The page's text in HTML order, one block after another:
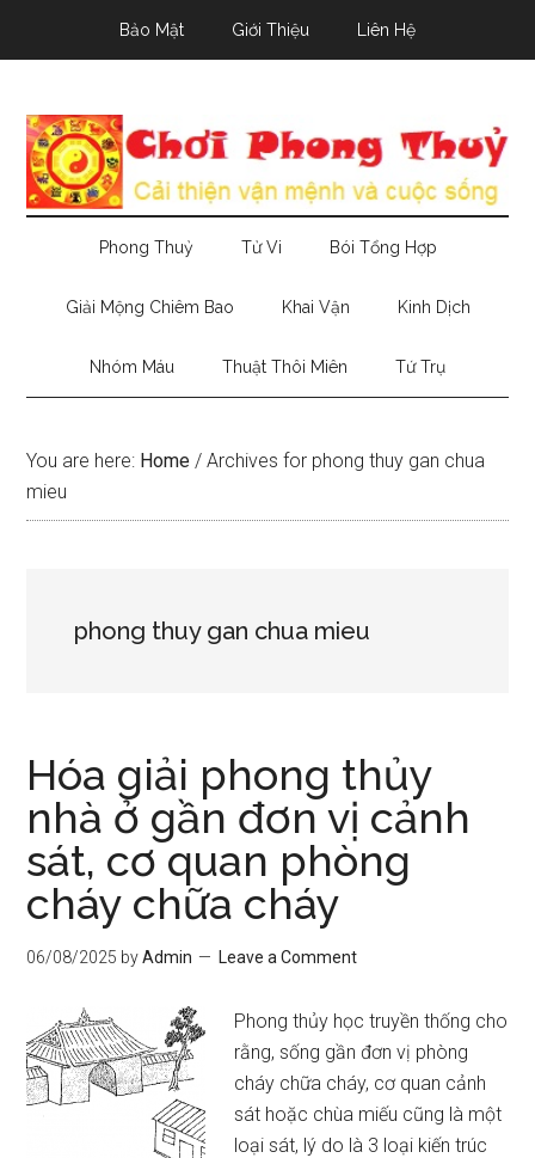
Bảo Mật Giới Thiệu Liên Hệ
Phong Thuỷ Tử Vi Bói Tổng Hợp
Giải Mộng Chiêm Bao Khai Vận Kinh Dịch
Nhóm Máu Thuật Thôi Miên Tứ Trụ
You are here: Home / Archives for phong thuy gan chua
mieu
phong thuy gan chua mieu
Hóa giải phong thủy
nhà ở gần đơn vị cảnh
sát, cơ quan phòng
cháy chữa cháy
06/08/2025 byAdmin Leave a Comment
Phong thủy học truyền thống cho
rằng, sống gần đơn vị phòng
cháy chữa cháy, cơ quan cảnh
sát hoặc chùa miếu cũng là một
loại sát, lý do là 3 loại kiến trúc